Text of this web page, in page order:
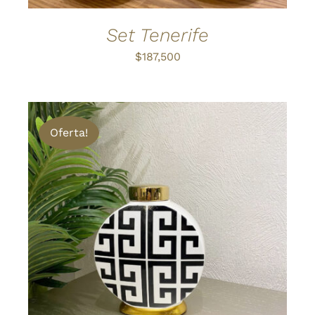
EN
Set Tenerife
$187,500
Oferta!
AÑADIR AL CARRITO
DETALLES